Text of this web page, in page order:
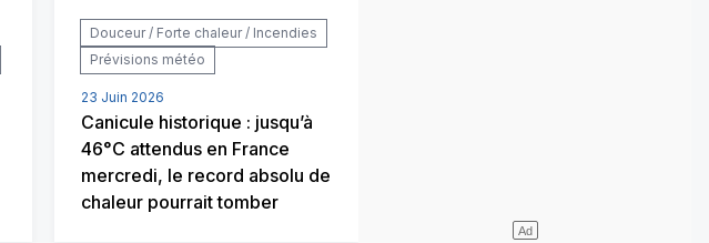
Douceur / Forte chaleur / Incendies
Prévisions météo
23 Juin 2026
Canicule historique : jusqu’à
46°C attendus en France
mercredi, le record absolu de
chaleur pourrait tomber